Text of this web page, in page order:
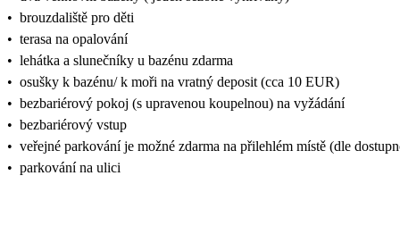
• brouzdaliště pro děti
• terasa na opalování
• lehátka a slunečníky u bazénu zdarma
• osušky k bazénu/ k moři na vratný deposit (cca 10 EUR)
• bezbariérový pokoj (s upravenou koupelnou) na vyžádání
• bezbariérový vstup
• veřejné parkování je možné zdarma na přilehlém místě (dle
• parkování na ulici